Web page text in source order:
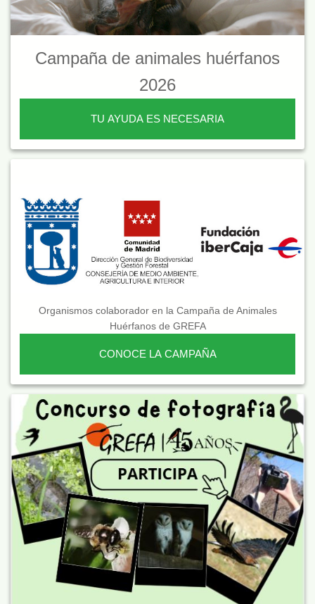
Campaña de animales huérfanos
2026
TU AYUDA ES NECESARIA
Organismos colaborador en la Campaña de Animales
Huérfanos de GREFA
CONOCE LA CAMPAÑA